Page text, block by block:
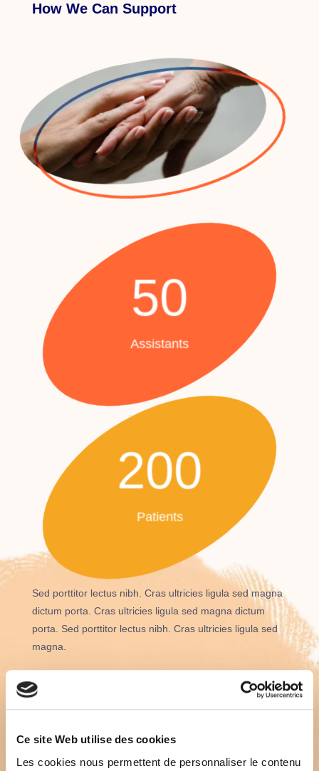
Ce site Web utilise des cookies
Les cookies nous permettent de personnaliser le contenu
How We Can Support
50
Assistants
200
Patients
Sed porttitor lectus nibh. Cras ultricies ligula sed magna
dictum porta. Cras ultricies ligula sed magna dictum
porta. Sed porttitor lectus nibh. Cras ultricies ligula sed
magna.